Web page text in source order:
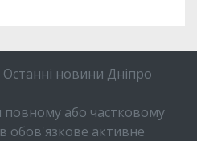
новини Дніпро
повному або частковому
обов'язкове активне